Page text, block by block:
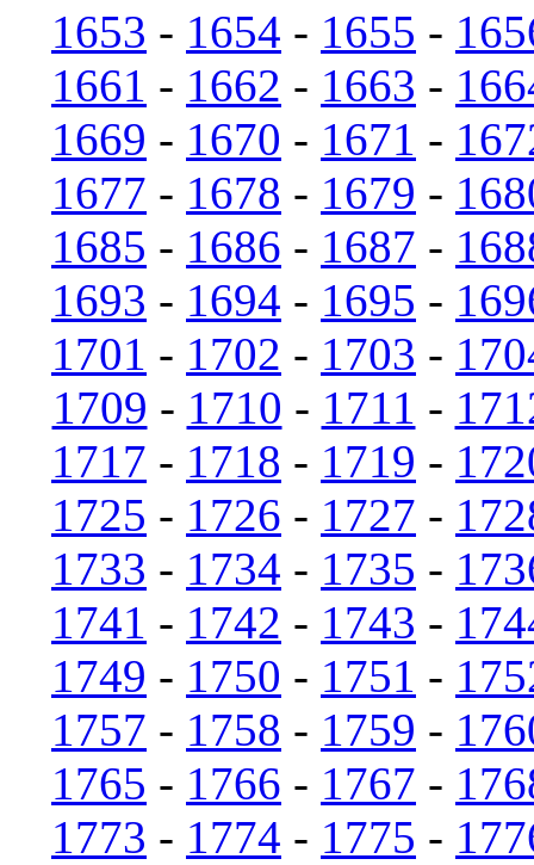
1653 - 1654 - 1655 -
1661 - 1662 - 1663 -
1669 - 1670 - 1671 -
1677 - 1678 - 1679 -
1685 - 1686 - 1687 -
1693 - 1694 - 1695 -
1701 - 1702 - 1703 -
1709 - 1710 - 1711 -
1717 - 1718 - 1719 -
1725 - 1726 - 1727 -
1733 - 1734 - 1735 -
1741 - 1742 - 1743 -
1749 - 1750 - 1751 -
1757 - 1758 - 1759 -
1765 - 1766 - 1767 -
1773 - 1774 - 1775 -